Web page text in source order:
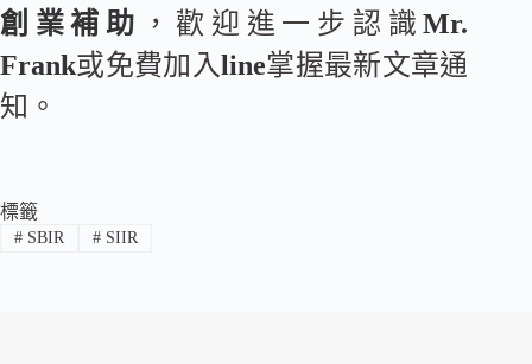
創業補助 ，歡迎進一步認識Mr.
Frank或免費加入line掌握最新文章通
知。
標籤
#SBIR #SIIR